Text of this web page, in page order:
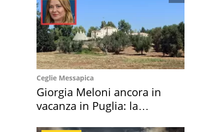
Ceglie Messapica
Giorgia Meloni ancora in
vacanza in Puglia: la